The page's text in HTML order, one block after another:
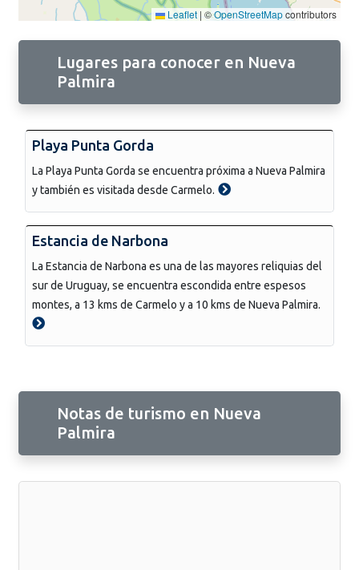
Leaflet | ©OpenStreetMapcontributors
Lugares para conocer en Nueva
Palmira
Playa Punta Gorda
La Playa Punta Gorda se encuentra próxima a Nueva Palmira
y también es visitada desde Carmelo.
Estancia de Narbona
La Estancia de Narbona es una de las mayores reliquias del
sur de Uruguay, se encuentra escondida entre espesos
montes, a 13 kms de Carmelo y a 10 kms de Nueva Palmira.
Notas de turismo en Nueva
Palmira